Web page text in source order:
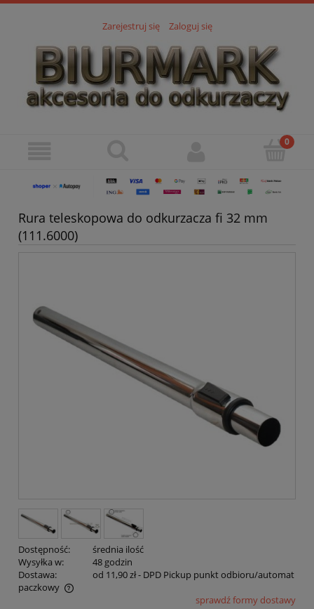
Zarejestruj się Zaloguj się
Rura teleskopowa do odkurzacza fi 32 mm
(111.6000)
Dostępność:
średnia ilość
Wysyłka w:
48 godzin
Dostawa:
od 11,90 zł- DPD Pickup punkt odbioru/automat
paczkowy
Cena nie zawiera ewentualnych kosztów płatnościsprawdź formy dostawy